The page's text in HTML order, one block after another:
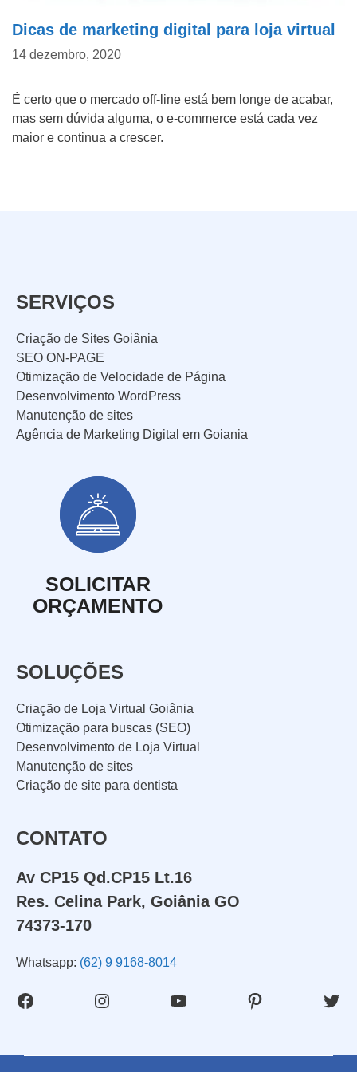
Dicas de marketing digital para loja virtual
14 dezembro, 2020
É certo que o mercado off-line está bem longe de acabar,
mas sem dúvida alguma, o e-commerce está cada vez
maior e continua a crescer.
SERVIÇOS
Criação de Sites Goiânia
SEO ON-PAGE
Otimização de Velocidade de Página
Desenvolvimento WordPress
Manutenção de sites
Agência de Marketing Digital em Goiania
SOLICITAR
ORÇAMENTO
SOLUÇÕES
Criação de Loja Virtual Goiânia
Otimização para buscas (SEO)
Desenvolvimento de Loja Virtual
Manutenção de sites
Criação de site para dentista
CONTATO
Av CP15 Qd.CP15 Lt.16
Res. Celina Park, Goiânia GO
74373-170
Whatsapp: (62) 9 9168-8014
FacebookInstagramYoutube Pinterest
o
n
*
e
d
e
m
o
m
f
i
e
n
d
o
d
e
ó
s
?
Videos Animados
Marketing Digital
Mídias Sociais
D
e
a
l
e
d
o
P
r
j
t
o
WHATSAPP: (62) 99168 - 8014